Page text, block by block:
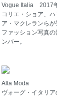
Vogue Italia 2017
コリエ・ショア、
ア・マクレランら
ファッション写真
ンバー。
Alta Moda
ヴォーグ・イタリア